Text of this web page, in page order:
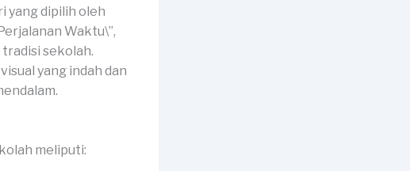
yang dipilih oleh
Waktu\”,
sekolah.
yang indah dan
meliputi: